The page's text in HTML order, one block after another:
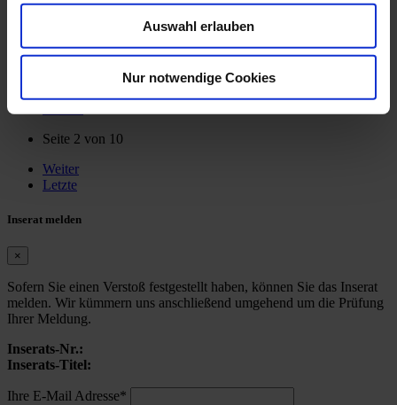
Auswahl erlauben
Nur notwendige Cookies
Ab:
Seite 2 von 10
Weiter
Letzte
Inserat melden
×
Sofern Sie einen Verstoß festgestellt haben, können Sie das Inserat
melden. Wir kümmern uns anschließend umgehend um die Prüfung
Ihrer Meldung.
Inserats-Nr.:
Inserats-Titel:
Ihre E-Mail Adresse*